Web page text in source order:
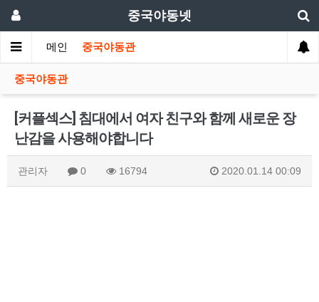
중국야동넷
메인 중국야동관
중국야동관
[커플섹스] 침대에서 여자 친구와 함께 새로운 장
난감을 사용해야합니다
관리자 0 16794 2020.01.14 00:09